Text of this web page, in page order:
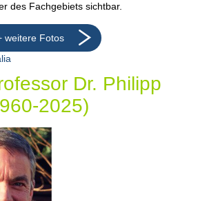
des Fachgebiets sichtbar.
weitere Fotos
Dr. Philipp
2025)